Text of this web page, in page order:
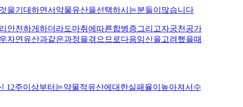
을기대하면서약물유산을선택하시는분들이많습니다
안전하게하더라도마취에따른합병증그리고자궁천공가
자연유산과같은과정을겪으므로다음임신을고려했을때
12주이상부터는약물적유산에대한실패율이높아져서수